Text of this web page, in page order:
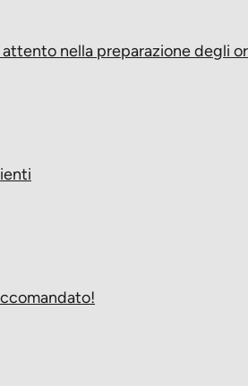
nella preparazione degli